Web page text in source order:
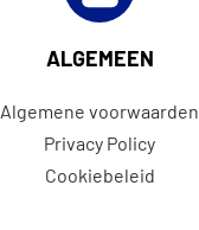
ALGEMEEN
Algemene voorwaarden
Privacy Policy
Cookiebeleid